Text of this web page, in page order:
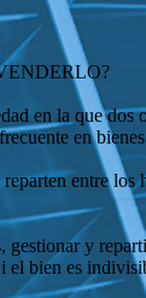
en la que dos
en
entre
gestionar y
bien es